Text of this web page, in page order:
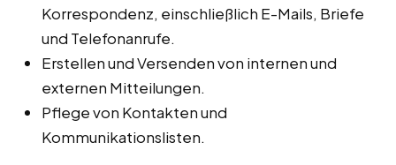
Korrespondenz, einschließlich E-Mails, Briefe
und Telefonanrufe.
Erstellen und Versenden von internen und
externen Mitteilungen.
Pflege von Kontakten und
Kommunikationslisten.